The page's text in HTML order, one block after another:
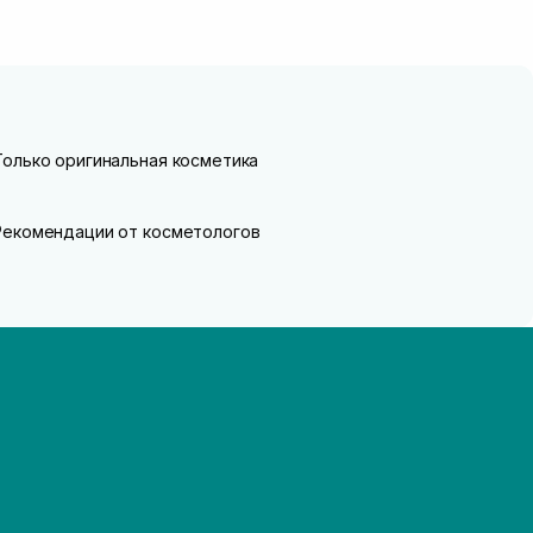
оригинальная косметика
от косметологов